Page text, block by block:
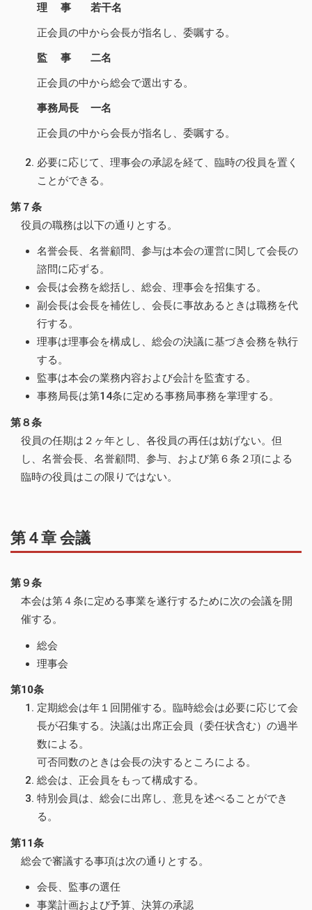
理 事
若干名
正会員の中から会長が指名し、委嘱する。
監 事
二名
正会員の中から総会で選出する。
事務局長
一名
正会員の中から会長が指名し、委嘱する。
必要に応じて、理事会の承認を経て、臨時の役員を置く
ことができる。
第７条
役員の職務は以下の通りとする。
名誉会長、名誉顧問、参与は本会の運営に関して会長の
諮問に応ずる。
会長は会務を総括し、総会、理事会を招集する。
副会長は会長を補佐し、会長に事故あるときは職務を代
行する。
理事は理事会を構成し、総会の決議に基づき会務を執行
する。
監事は本会の業務内容および会計を監査する。
事務局長は第14条に定める事務局事務を掌理する。
第８条
役員の任期は２ヶ年とし、各役員の再任は妨げない。但
し、名誉会長、名誉顧問、参与、および第６条２項による
臨時の役員はこの限りではない。
第４章 会議
第９条
本会は第４条に定める事業を遂行するために次の会議を開
催する。
総会
理事会
第10条
定期総会は年１回開催する。臨時総会は必要に応じて会
長が召集する。決議は出席正会員（委任状含む）の過半
数による。
可否同数のときは会長の決するところによる。
総会は、正会員をもって構成する。
特別会員は、総会に出席し、意見を述べることができ
る。
第11条
総会で審議する事項は次の通りとする。
会長、監事の選任
事業計画および予算、決算の承認